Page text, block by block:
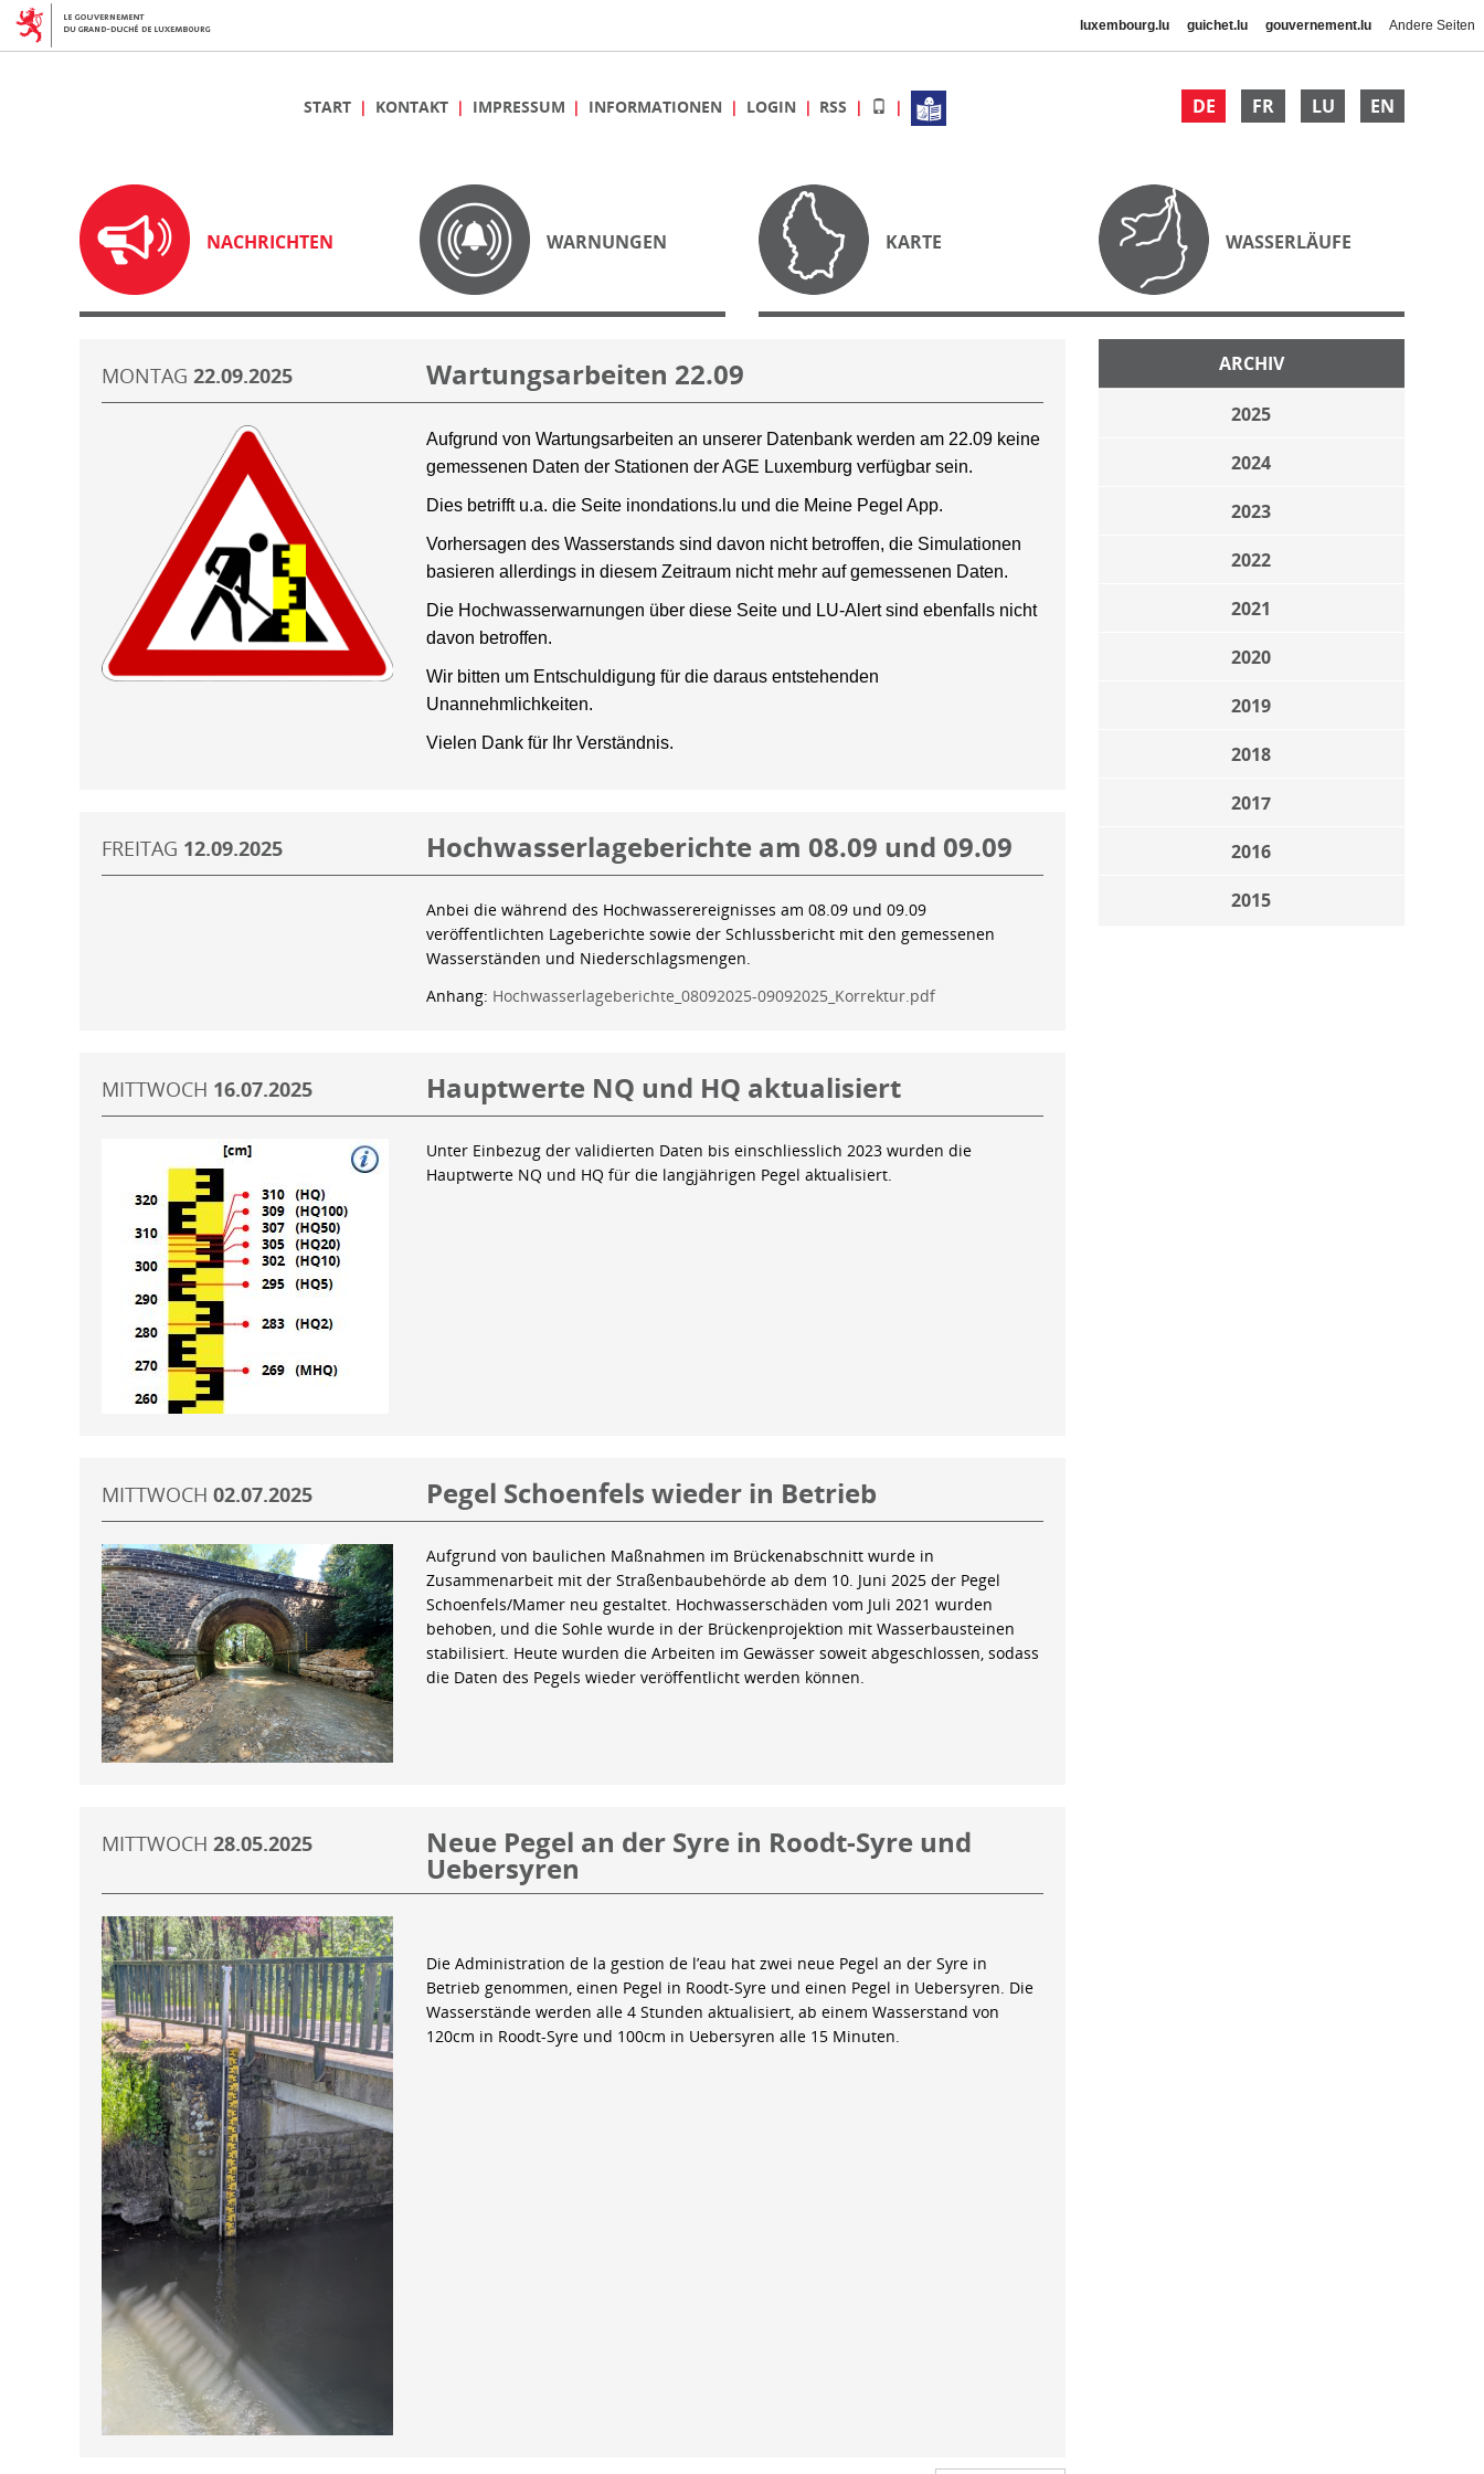
luxembourg.lu guichet.lu gouvernement.lu Andere Seiten
DE FR LU EN
START KONTAKT IMPRESSUM INFORMATIONEN LOGIN RSS
NACHRICHTEN WARNUNGEN KARTE WASSERLÄUFE
ARCHIV
2025
2024
2023
2022
2021
2020
2019
2018
2017
2016
2015
MONTAG 22.09.2025 Wartungsarbeiten 22.09
Aufgrund von Wartungsarbeiten an unserer Datenbank werden am 22.09 keine
gemessenen Daten der Stationen der AGE Luxemburg verfügbar sein.
Dies betrifft u.a. die Seite inondations.lu und die Meine Pegel App.
Vorhersagen des Wasserstands sind davon nicht betroffen, die Simulationen
basieren allerdings in diesem Zeitraum nicht mehr auf gemessenen Daten.
Die Hochwasserwarnungen über diese Seite und LU-Alert sind ebenfalls nicht
davon betroffen.
Wir bitten um Entschuldigung für die daraus entstehenden
Unannehmlichkeiten.
Vielen Dank für Ihr Verständnis.
FREITAG 12.09.2025 Hochwasserlageberichte am 08.09 und 09.09
Anbei die während des Hochwasserereignisses am 08.09 und 09.09
veröffentlichten Lageberichte sowie der Schlussbericht mit den gemessenen
Wasserständen und Niederschlagsmengen.
Anhang: Hochwasserlageberichte_08092025-09092025_Korrektur.pdf
MITTWOCH 16.07.2025 Hauptwerte NQ und HQ aktualisiert
Unter Einbezug der validierten Daten bis einschliesslich 2023 wurden die
Hauptwerte NQ und HQ für die langjährigen Pegel aktualisiert.
MITTWOCH 02.07.2025 Pegel Schoenfels wieder in Betrieb
Aufgrund von baulichen Maßnahmen im Brückenabschnitt wurde in
Zusammenarbeit mit der Straßenbaubehörde ab dem 10. Juni 2025 der Pegel
Schoenfels/Mamer neu gestaltet. Hochwasserschäden vom Juli 2021 wurden
behoben, und die Sohle wurde in der Brückenprojektion mit Wasserbausteinen
stabilisiert. Heute wurden die Arbeiten im Gewässer soweit abgeschlossen, sodass
die Daten des Pegels wieder veröffentlicht werden können.
MITTWOCH 28.05.2025 Neue Pegel an der Syre in Roodt-Syre und
Uebersyren
Die Administration de la gestion de l’eau hat zwei neue Pegel an der Syre in
Betrieb genommen, einen Pegel in Roodt-Syre und einen Pegel in Uebersyren. Die
Wasserstände werden alle 4 Stunden aktualisiert, ab einem Wasserstand von
120cm in Roodt-Syre und 100cm in Uebersyren alle 15 Minuten.